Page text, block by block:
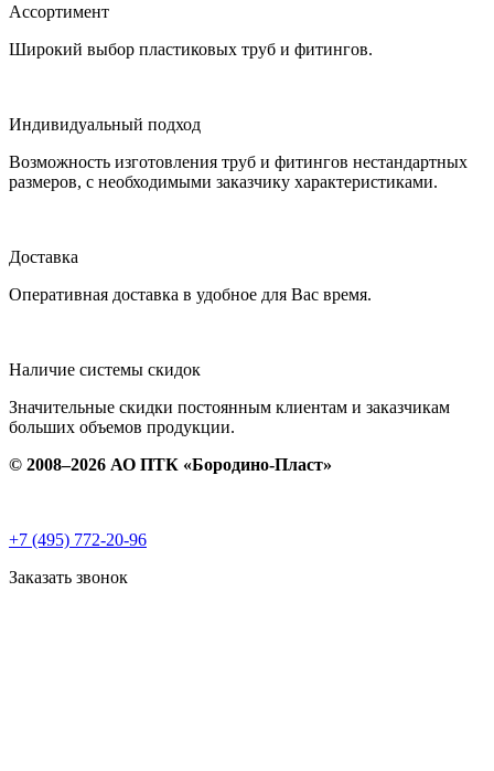
Ассортимент
Широкий выбор пластиковых труб и фитингов.
Индивидуальный подход
Возможность изготовления труб и фитингов нестандартных
размеров, с необходимыми заказчику характеристиками.
Доставка
Оперативная доставка в удобное для Вас время.
Наличие системы скидок
Значительные скидки постоянным клиентам и заказчикам
больших объемов продукции.
© 2008–2026 АО ПТК «Бородино-Пласт»
+7 (495) 772-20-96
Заказать звонок